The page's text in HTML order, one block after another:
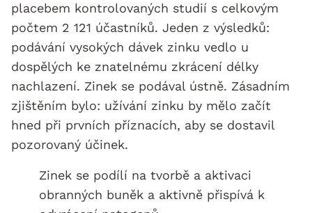
placebem kontrolovaných studií s celkovým
počtem 2 121 účastníků. Jeden z výsledků:
podávání vysokých dávek zinku vedlo u
dospělých ke znatelnému zkrácení délky
nachlazení. Zinek se podával ústně. Zásadním
zjištěním bylo: užívání zinku by mělo začít
hned při prvních příznacích, aby se dostavil
pozorovaný účinek.
Zinek se podílí na tvorbě a aktivaci
obranných buněk a aktivně přispívá k